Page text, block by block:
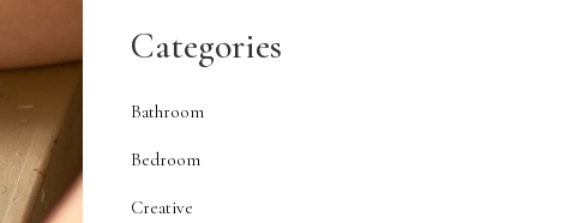
Categories
Bathroom
Bedroom
Creative